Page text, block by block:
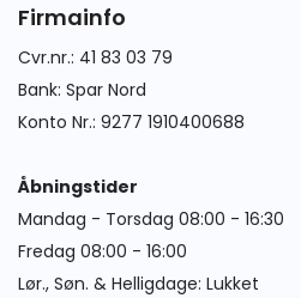
Firmainfo
Cvr.nr.: 41 83 03 79
Bank: Spar Nord
Konto Nr.: 9277 1910400688
Åbningstider
Mandag - Torsdag 08:00 - 16:30
Fredag 08:00 - 16:00
Lør., Søn. & Helligdage: Lukket